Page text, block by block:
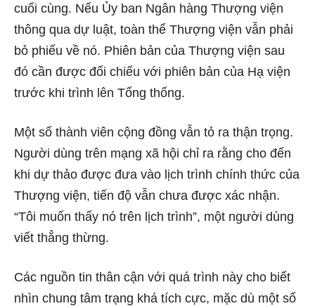
cuối cùng. Nếu Ủy ban Ngân hàng Thượng viện
thông qua dự luật, toàn thể Thượng viện vẫn phải
bỏ phiếu về nó. Phiên bản của Thượng viện sau
đó cần được đối chiếu với phiên bản của Hạ viện
trước khi trình lên Tổng thống.
Một số thành viên cộng đồng vẫn tỏ ra thận trọng.
Người dùng trên mạng xã hội chỉ ra rằng cho đến
khi dự thảo được đưa vào lịch trình chính thức của
Thượng viện, tiến độ vẫn chưa được xác nhận.
“Tôi muốn thấy nó trên lịch trình”, một người dùng
viết thẳng thừng.
Các nguồn tin thân cận với quá trình này cho biết
nhìn chung tâm trạng khá tích cực, mặc dù một số